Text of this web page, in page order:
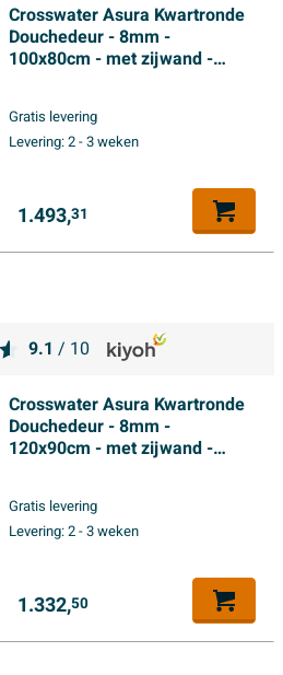
Crosswater Asura Kwartronde
Douchedeur - 8mm -
100x80cm - met zijwand -
Gratis levering
Levering:2 - 3 weken
1.493,31
Crosswater Asura Kwartronde
Douchedeur - 8mm -
120x90cm - met zijwand -
Gratis levering
Levering:2 - 3 weken
1.332,50
9.1 / 10